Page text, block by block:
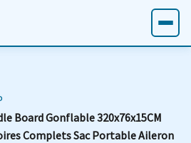
Board Gonflable 320x76x15CM
Complets Sac Portable Aileron